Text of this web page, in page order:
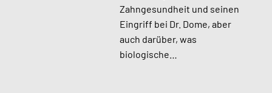
Zahngesundheit und seinen
Eingriff bei Dr. Dome, aber
auch darüber, was
biologische…